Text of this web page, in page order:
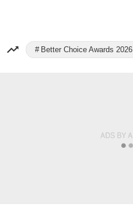
Better Choice Awards 2026